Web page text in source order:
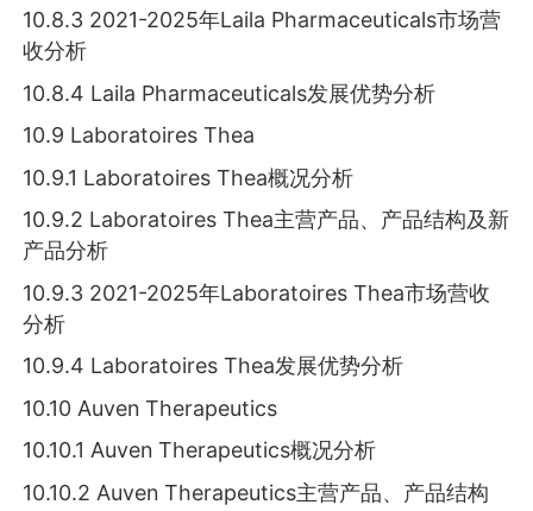
10.8.3 2021-2025年Laila Pharmaceuticals市场营
收分析
10.8.4 Laila Pharmaceuticals发展优势分析
10.9 Laboratoires Thea
10.9.1 Laboratoires Thea概况分析
10.9.2 Laboratoires Thea主营产品、产品结构及新
产品分析
10.9.3 2021-2025年Laboratoires Thea市场营收
分析
10.9.4 Laboratoires Thea发展优势分析
10.10 Auven Therapeutics
10.10.1 Auven Therapeutics概况分析
10.10.2 Auven Therapeutics主营产品、产品结构